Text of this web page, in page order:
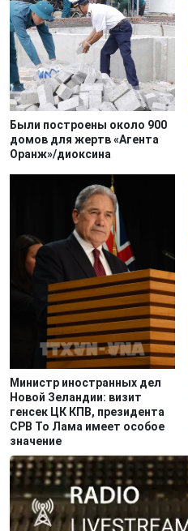
Были построены около 900
домов для жертв «Агента
Оранж»/диоксина
Министр иностранных дел
Новой Зеландии: визит
генсек ЦК КПВ, президента
СРВ То Лама имеет особое
значение